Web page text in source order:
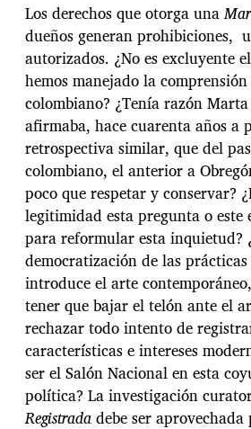
Los derechos que otorga una
dueños generan prohibiciones,
autorizados. ¿No es excluyente
hemos manejado la
colombiano? ¿Tenía razón
afirmaba, hace cuarenta años a
retrospectiva similar, que del
colombiano, el anterior a
poco que respetar y conservar?
legitimidad esta pregunta o este
para reformular esta inquietud?
democratización de las
introduce el arte
tener que bajar el telón ante el
rechazar todo intento de
características e intereses
ser el Salón Nacional en esta
política? La investigación
Registradadebe ser